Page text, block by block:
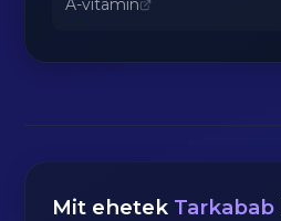
A-vitamin
Mit ehetek Tarkabab